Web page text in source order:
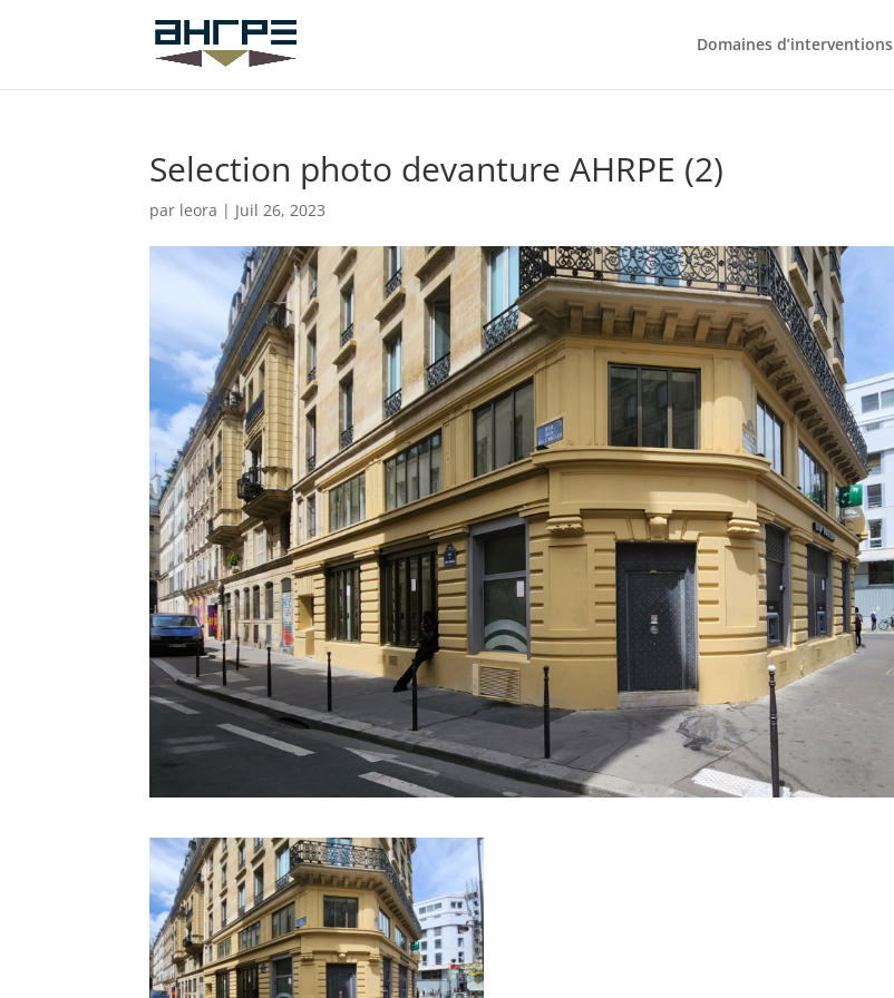
Domaines d’interventions
Selection photo devanture AHRPE (2)
par leora | Juil 26, 2023